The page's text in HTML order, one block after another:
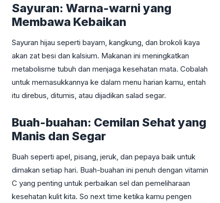
Sayuran: Warna-warni yang
Membawa Kebaikan
Sayuran hijau seperti bayam, kangkung, dan brokoli kaya
akan zat besi dan kalsium. Makanan ini meningkatkan
metabolisme tubuh dan menjaga kesehatan mata. Cobalah
untuk memasukkannya ke dalam menu harian kamu, entah
itu direbus, ditumis, atau dijadikan salad segar.
Buah-buahan: Cemilan Sehat yang
Manis dan Segar
Buah seperti apel, pisang, jeruk, dan pepaya baik untuk
dimakan setiap hari. Buah-buahan ini penuh dengan vitamin
C yang penting untuk perbaikan sel dan pemeliharaan
kesehatan kulit kita. So next time ketika kamu pengen